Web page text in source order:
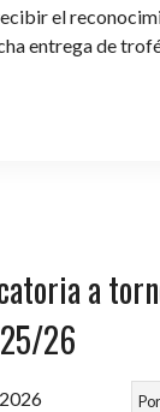
el
entrega de
a
26
Por